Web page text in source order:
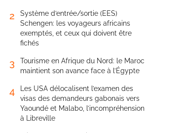
2
Système d’entrée/sortie (EES)
Schengen: les voyageurs africains
exemptés, et ceux qui doivent être
fichés
3
Tourisme en Afrique du Nord: le Maroc
maintient son avance face à l’Égypte
4
Les USA délocalisent l’examen des
visas des demandeurs gabonais vers
Yaoundé et Malabo, l’incompréhension
à Libreville